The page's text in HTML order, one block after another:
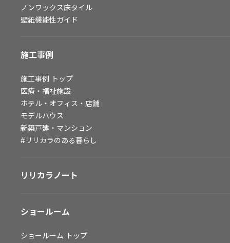
事業紹介
スペースソリューション事業
ファシリティソリューション事業
不動産投資開発事業
会社情報
採用情報
ノンワックス床タイル
壁紙機能性ガイド
施工事例
施工事例 トップ
医療・福祉施設
ホテル・オフィス・店舗
モデルハウス
新築戸建・マンション
#リリカラのある暮らし
リリカラノート
ショールーム
ショールーム トップ